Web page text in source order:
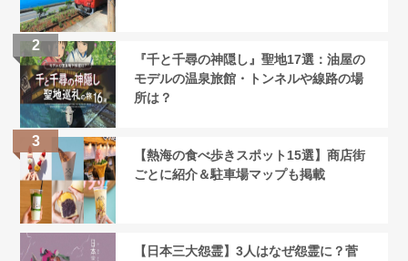
『千と千尋の神隠し』聖地17選：油屋の
モデルの温泉旅館・トンネルや線路の場
所は？
【熱海の食べ歩きスポット15選】商店街
ごとに紹介＆駐車場マップも掲載
【日本三大怨霊】3人はなぜ怨霊に？菅